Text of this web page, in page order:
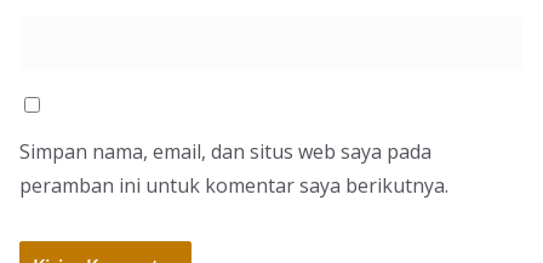
Simpan nama, email, dan situs web saya pada
peramban ini untuk komentar saya berikutnya.